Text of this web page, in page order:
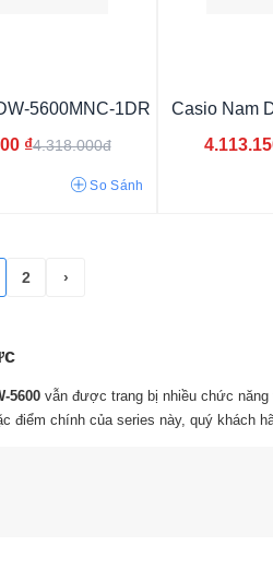
Cá tính Thời trang
5600MNC-1DR
₫4.318.000đ
So Sánh
Casio Nam
2 ›
5600 vẫn được trang bị nhiều chức năng
chính của series này, quý khách